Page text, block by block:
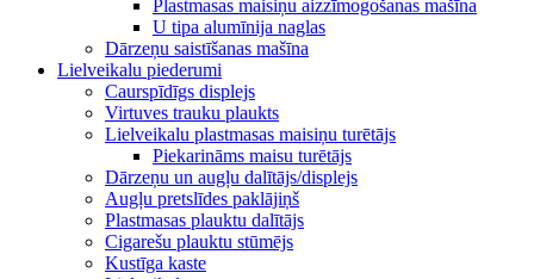
Plastmasas maisiņu aizzīmogošanas mašīna
U tipa alumīnija naglas
Dārzeņu saistīšanas mašīna
Lielveikalu piederumi
Caurspīdīgs displejs
Virtuves trauku plaukts
Lielveikalu plastmasas maisiņu turētājs
Piekarināms maisu turētājs
Dārzeņu un augļu dalītājs/displejs
Augļu pretslīdes paklājiņš
Plastmasas plauktu dalītājs
Cigarešu plauktu stūmējs
Kustīga kaste